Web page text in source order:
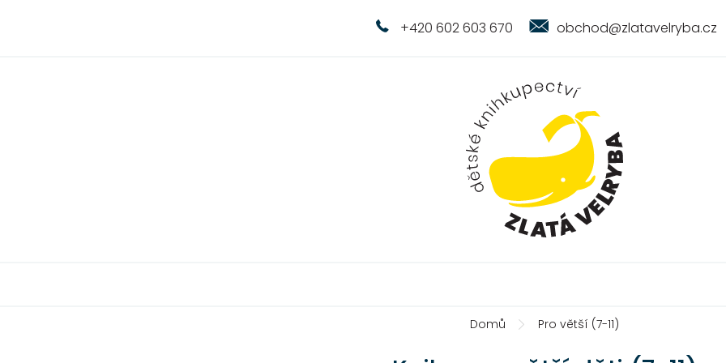
+420 602 603 670 obchod@zlatavelryba.cz
Domů Pro větší (7-11)